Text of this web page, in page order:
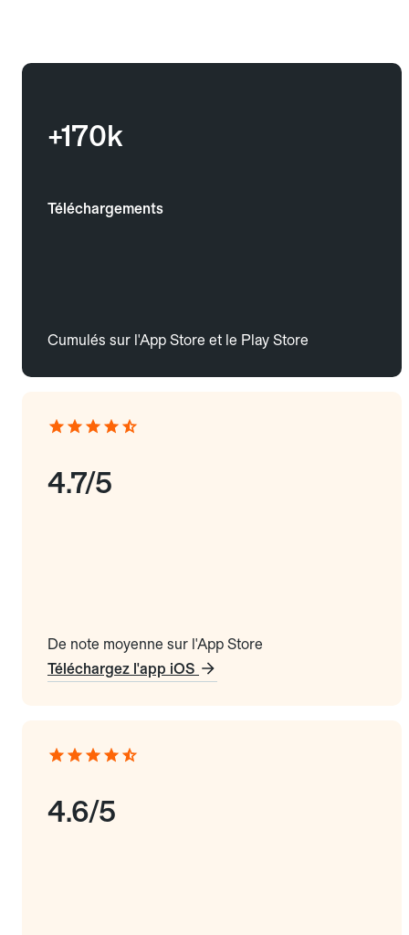
+170k
Téléchargements
Cumulés sur l'App Store et le Play Store
4.7/5
De note moyenne sur l'App Store
Téléchargez l'app iOS
4.6/5